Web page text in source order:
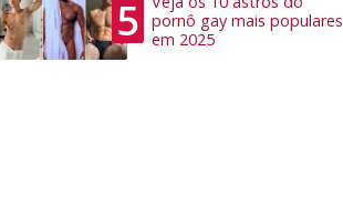
5
pornô gay mais populares
em 2025